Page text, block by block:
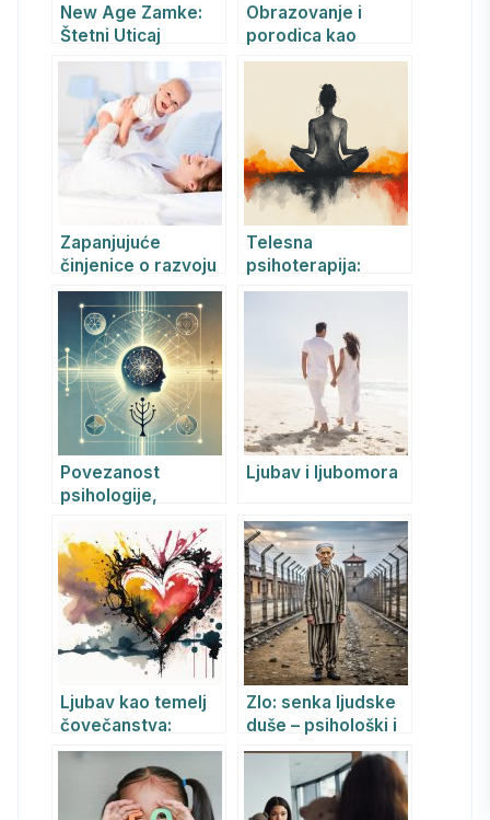
New Age Zamke:
Štetni Uticaj
Savremenih
Duhovnih Pravaca
na Porodicu,
Ljubav, Zajednicu i
Mentalno Zdravlje
Obrazovanje i
porodica kao
osnova za
suzbijanje
dekadencije i
kriminalizacije –
psihološko-
psihoterapijski
pristup u Srbiji
Zapanjujuće
činjenice o razvoju
emocija i psihe u
trudnoći
Telesna
psihoterapija:
isceljenje kroz
sa sopstvenim
Povezanost
psihologije,
metafizike sa
Biblijom,
hrišćanstvom,
kabalom i drugim
duhovnim učenjima
Ljubav i ljubomora
Ljubav kao temelj
čovečanstva:
Psihološki uvidi i
Zlo: senka ljudske
duše – psihološki i
psihijatrijski pogled
na genezu
mračnog